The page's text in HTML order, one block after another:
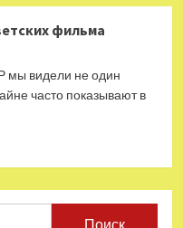
фильма
видели не один
часто показывают в